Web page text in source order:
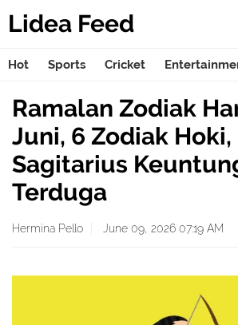
Lidea Feed
Hot Sports Cricket
Ramalan Zodiak
Juni, 6 Zodiak Hoki,
Sagitarius
Terduga
Hermina Pello June 09, 2026 07:19 AM